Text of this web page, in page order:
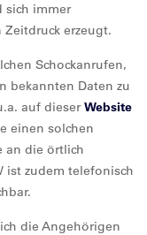
sich immer
erzeugt.
Schockanrufen,
bekannten Daten zu
auf dieserWebsite
einen solchen
an die örtlich
ist zudem telefonisch
die Angehörigen